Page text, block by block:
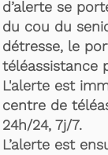
d’alerte se
du cou du
détresse, le
téléassistance
L'alerte est
centre de
24h/24, 7j/7.
L’alerte est